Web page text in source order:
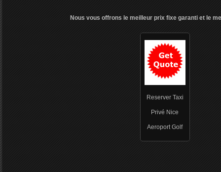
Nous vous offrons le meilleur prix fixe garanti et le
Reserver Taxi
Privé Nice
Aeroport Golf